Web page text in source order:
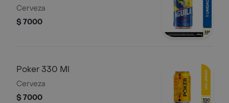
Cerveza
$ 7000
Poker 330 Ml
Cerveza
$ 7000